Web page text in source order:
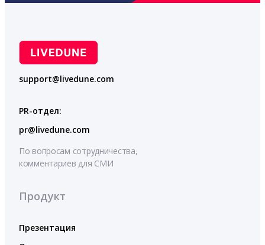
support@livedune.com
PR-отдел:
pr@livedune.com
По вопросам сотрудничества,
комментариев для СМИ
Продукт
Презентация